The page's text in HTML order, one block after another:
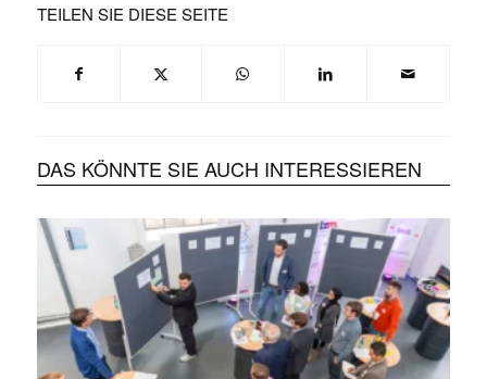
TEILEN SIE DIESE SEITE
DAS KÖNNTE SIE AUCH INTERESSIEREN